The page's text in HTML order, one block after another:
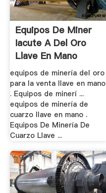
Equipos De Miner
Iacute A Del Oro
Llave En Mano
equipos de minería del oro
para la venta llave en mano
. Equipos de minerí ...
equipos de minería de
cuarzo llave en mano .
Equipos De Minería De
Cuarzo Llave ...